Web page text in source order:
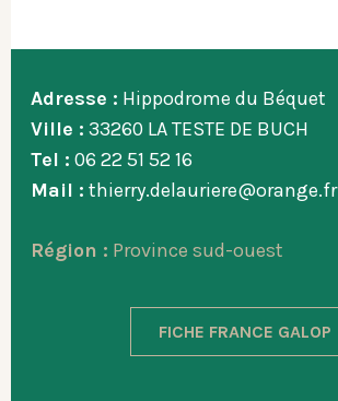
Adresse : Hippodrome du Béquet
Ville : 33260 LA TESTE DE BUCH
Tel : 06 22 51 52 16
Mail : thierry.delauriere@orange.fr
Région : Province sud-ouest
FICHE FRANCE GALOP